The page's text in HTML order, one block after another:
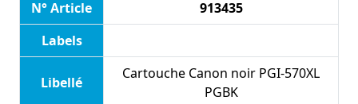
N° Article
913435
Labels
Libellé
Cartouche Canon noir PGI-570XL
PGBK